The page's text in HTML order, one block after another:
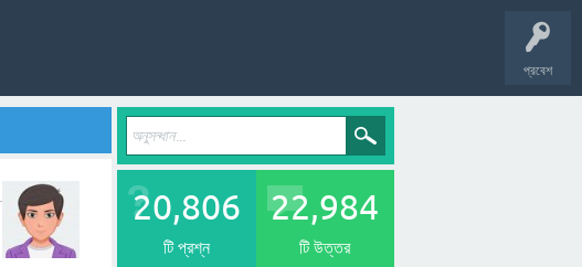
প্রবেশ
20,806
টি প্রশ্ন
22,984
টি উত্তর